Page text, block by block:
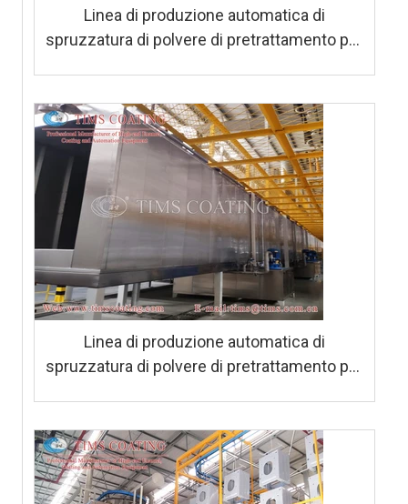
Linea di produzione automatica di
spruzzatura di polvere di pretrattamento per
Linea di produzione automatica di
spruzzatura di polvere di pretrattamento per